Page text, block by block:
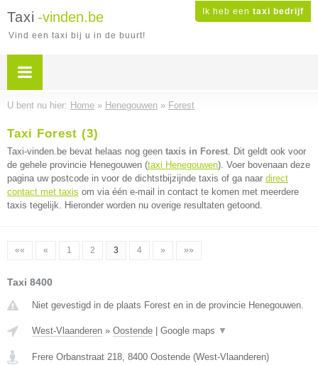
Ik heb een taxi bedrijf
Taxi -vinden.be
Vind een taxi bij u in de buurt!
U bent nu hier: Home » Henegouwen » Forest
Taxi Forest (3)
Taxi-vinden.be bevat helaas nog geen taxis in Forest. Dit geldt ook voor
de gehele provincie Henegouwen (taxi Henegouwen). Voer bovenaan deze
pagina uw postcode in voor de dichtstbijzijnde taxis of ga naar direct
contact met taxis om via één e-mail in contact te komen met meerdere
taxis tegelijk. Hieronder worden nu overige resultaten getoond.
«« « 1 2 3 4 » »»
Taxi 8400
Niet gevestigd in de plaats Forest en in de provincie Henegouwen.
West-Vlaanderen » Oostende Google maps ▼
Frere Orbanstraat 218, 8400 Oostende (West-Vlaanderen)